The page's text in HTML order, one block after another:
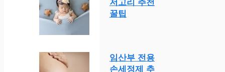
저고리 추천
꿀팁
임산부 전용
손세정제 추